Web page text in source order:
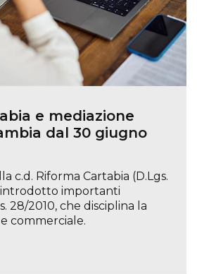
e mediazione
dal 30 giugno
c.d. Riforma Cartabia (D.Lgs.
introdotto importanti
28/2010, che disciplina la
commerciale.